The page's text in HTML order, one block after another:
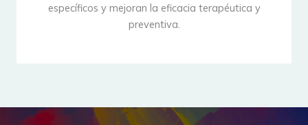
específicos y mejoran la eficacia terapéutica y
preventiva.